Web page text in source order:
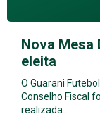
Nova
eleita
O Guarani
Conselho Fiscal
realizada…